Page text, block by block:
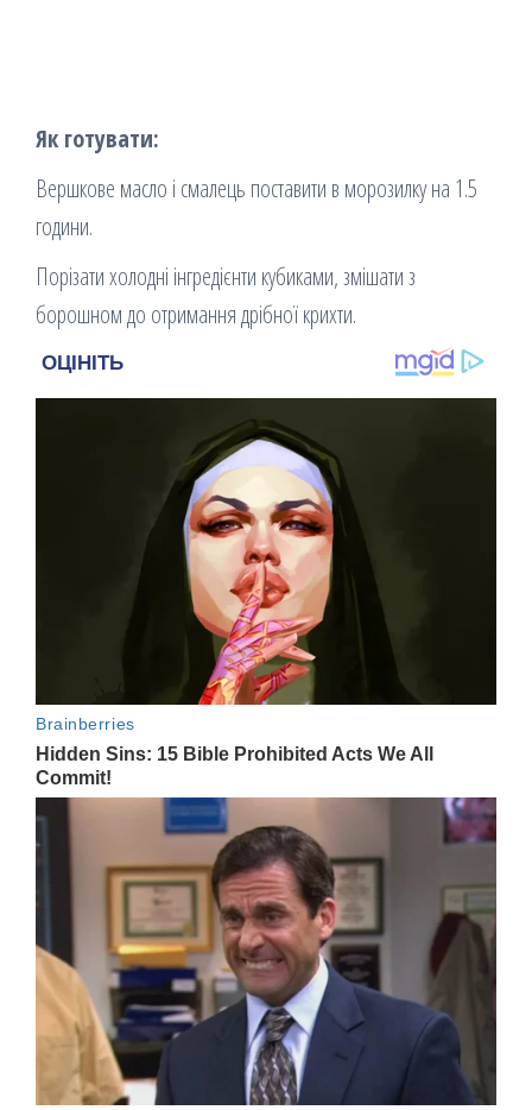
Як готувати:
Вершкове масло і смалець поставити в морозилку на 1.5
години.
Порізати холодні інгредієнти кубиками, змішати з
борошном до отримання дрібної крихти.